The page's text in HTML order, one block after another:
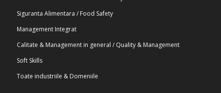
Siguranta Alimentara / Food Safety
Management Integrat
Calitate & Management in general / Quality & Management
Soft Skills
Toate industriile & Domeniile